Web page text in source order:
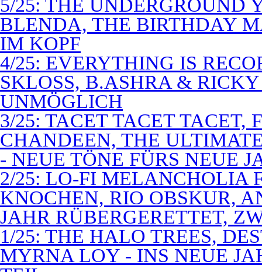
5/25: THE UNDERGROUND
BLENDA, THE BIRTHDAY
IM KOPF
4/25: EVERYTHING IS
SKLOSS, B.ASHRA &
UNMÖGLICH
3/25: TACET TACET TACET,
CHANDEEN, THE
- NEUE TÖNE FÜRS NEUE
2/25: LO-FI MELANCHOLIA
KNOCHEN, RIO OBSKUR,
JAHR RÜBERGERETTET,
1/25: THE HALO TREES,
MYRNA LOY - INS NEUE